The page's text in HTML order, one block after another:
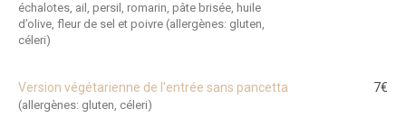
échalotes, ail, persil, romarin, pâte brisée, huile
d’olive, fleur de sel et poivre (allergènes: gluten,
céleri)
Version végétarienne de l'entrée sans pancetta
(allergènes: gluten, céleri)
7€